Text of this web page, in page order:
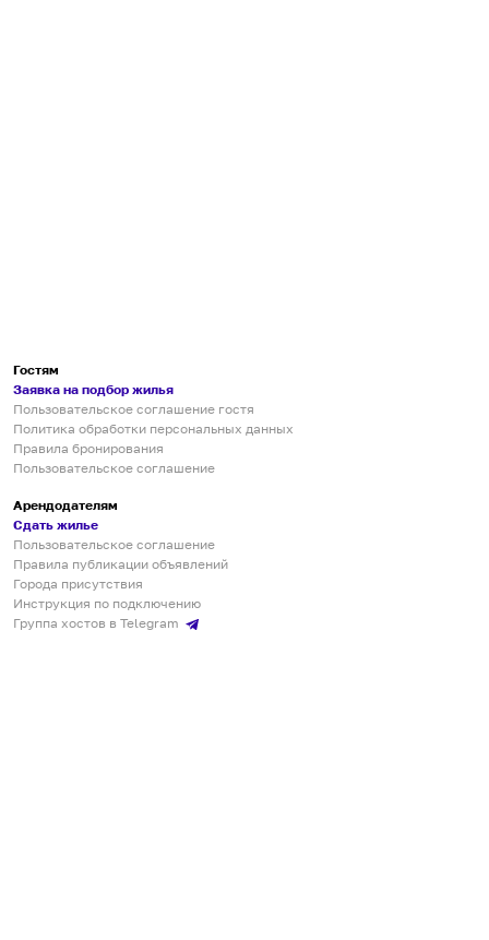
Гостям
Заявка на подбор жилья
Пользовательское соглашение гостя
Политика обработки персональных данных
Правила бронирования
Пользовательское соглашение
Арендодателям
Сдать жилье
Пользовательское соглашение
Правила публикации объявлений
Города присутствия
Инструкция по подключению
Группа хостов в Telegram